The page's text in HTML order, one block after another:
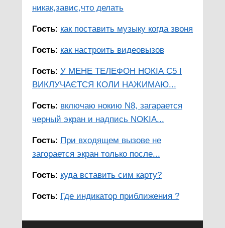
никак,завис,что делать
Гость: как поставить музыку когда звоня
Гость: как настроить видеовызов
Гость: У МЕНЕ ТЕЛЕФОН НОКІА С5 І
ВИКЛУЧАЄТСЯ КОЛИ НАЖИМАЮ...
Гость: включаю нокию N8, загарается
черный экран и надпись NOKIA...
Гость: При входящем вызове не
загорается экран только после...
Гость: куда вставить сим карту?
Гость: Где индикатор приближения ?